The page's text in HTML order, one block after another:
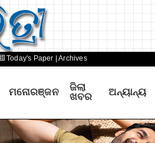
Today's Paper | Archives
ମନୋରଞ୍ଜନ
ଜିଲା
ଖବର
ଅନ୍ୟାନ୍ୟ